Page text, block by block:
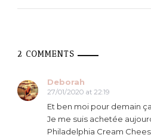
2 COMMENTS
Deborah
27/01/2020 at 22:19
Et ben moi pour demain
Je me suis achetée
Philadelphia Cream